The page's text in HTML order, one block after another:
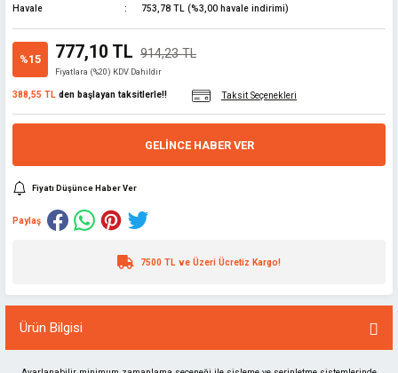
Havale
753,78 TL (%3,00 havale indirimi)
%15 777,10 TL 914,23 TL
Fiyatlara (%20) KDV Dahildir
388,55 TL den başlayan taksitlerle!! Taksit Seçenekleri
GELINCE HABER VER
Fiyatı Düşünce Haber Ver
Paylaş
7500 TL ve Üzeri Ücretiz Kargo!
Ürün Bilgisi